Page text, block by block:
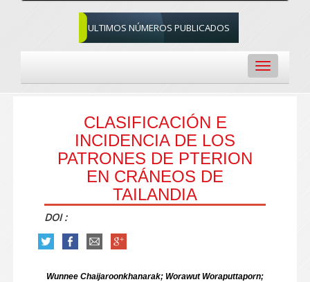
ULTIMOS NÚMEROS PUBLICADOS
Toggle
navigation
CLASIFICACIÓN E
INCIDENCIA DE LOS
PATRONES DE PTERION
EN CRÁNEOS DE
TAILANDIA
DOI :
Wunnee Chaijaroonkhanarak; Worawut Woraputtaporn;